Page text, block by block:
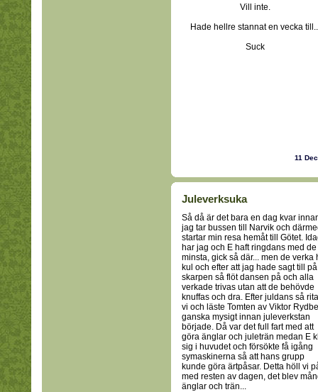
Vill inte.
Hade hellre stannat en vecka
Suck
11
Juleverksuka
Så då är det bara en dag kvar
jag tar bussen till Narvik och
startar min resa hemåt till Götet.
har jag och E haft ringdans med de
minsta, gick så där... men de verka
kul och efter att jag hade sagt till på
skarpen så flöt dansen på och alla
verkade trivas utan att de behövde
knuffas och dra. Efter juldans så
vi och läste Tomten av Viktor
ganska mysigt innan juleverkstan
började. Då var det full fart med att
göra änglar och juleträn medan E
sig i huvudet och försökte få igång
symaskinerna så att hans grupp
kunde göra ärtpåsar. Detta höll vi
med resten av dagen, det blev
änglar och trän...